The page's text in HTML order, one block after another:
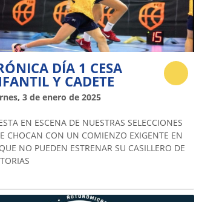
DÍA 1 CESA
Y CADETE
3 de enero de 2025
EN ESCENA DE NUESTRAS SELECCIONES
CHOCAN CON UN COMIENZO EXIGENTE EN
NO PUEDEN ESTRENAR SU CASILLERO DE